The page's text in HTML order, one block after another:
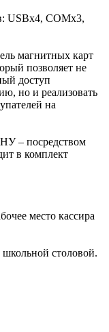
USBx4, COMx3,
магнитных карт
позволяет не
доступ
но и реализовать
на
– посредством
в комплект
место кассира
столовой.